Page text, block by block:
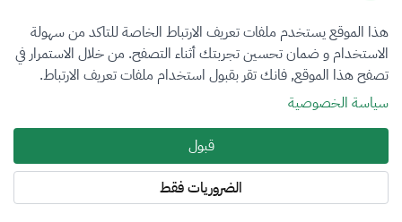
فرع التقييم
الآلات والمعدات والممتلكات المنقولة
نوع العضوية
الكل
المنطقة
هذا الموقع يستخدم ملفات تعريف الارتباط الخاصة للتاكد من سهولة
الاستخدام و ضمان تحسين تجربتك أثناء التصفح. من خلال الاستمرار في
تصفح هذا الموقع, فانك تقر بقبول استخدام ملفات تعريف الارتباط.
سياسة الخصوصية
قبول
الضروريات فقط